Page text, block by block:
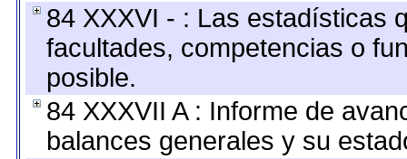
84 XXXVI - : Las estadísticas
facultades, competencias o
posible.
84 XXXVII A : Informe de
balances generales y su